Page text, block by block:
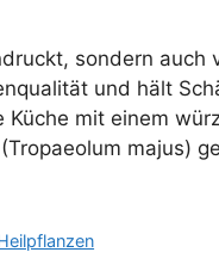
sondern auch
und hält
mit einem
majus)